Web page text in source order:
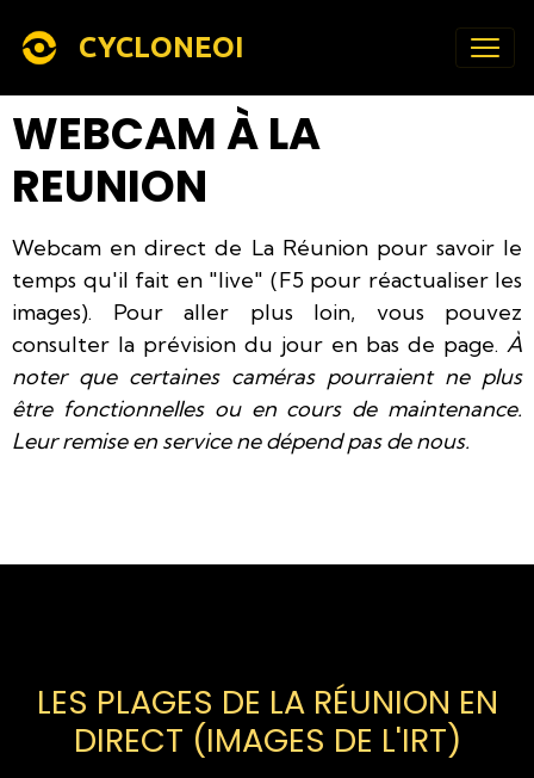
CYCLONEOI
WEBCAM À LA
REUNION
Webcam en direct de La Réunion pour savoir le
temps qu'il fait en "live" (F5 pour réactualiser les
images). Pour aller plus loin, vous pouvez
consulter la prévision du jour en bas de page. À
noter que certaines caméras pourraient ne plus
être fonctionnelles ou en cours de maintenance.
Leur remise en service ne dépend pas de nous.
LES PLAGES DE LA RÉUNION EN
DIRECT (IMAGES DE L'IRT)